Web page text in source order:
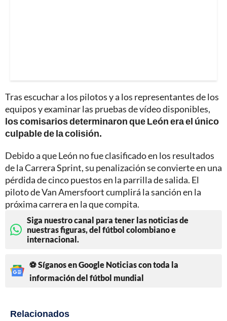
Tras escuchar a los pilotos y a los representantes de los
equipos y examinar las pruebas de vídeo disponibles,
los comisarios determinaron que León era el único
culpable de la colisión.
Debido a que León no fue clasificado en los resultados
de la Carrera Sprint, su penalización se convierte en una
pérdida de cinco puestos en la parrilla de salida. El
piloto de Van Amersfoort cumplirá la sanción en la
próxima carrera en la que compita.
Siga nuestro canal para tener las noticias de
nuestras figuras, del fútbol colombiano e
internacional.
⚽ Síganos en Google Noticias con toda la
información del fútbol mundial
Relacionados